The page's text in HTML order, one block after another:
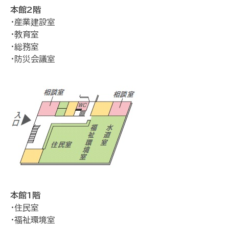
本館2階
・産業建設室
・教育室
・総務室
・防災会議室
本館1階
・住民室
・福祉環境室